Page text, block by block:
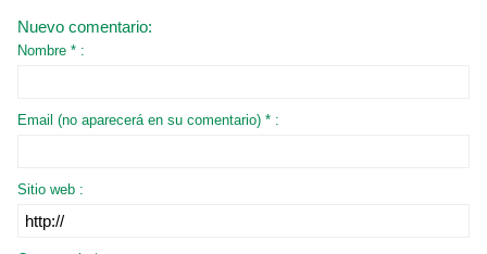
Nuevo comentario:
Nombre * :
Email (no aparecerá en su comentario) * :
Sitio web :